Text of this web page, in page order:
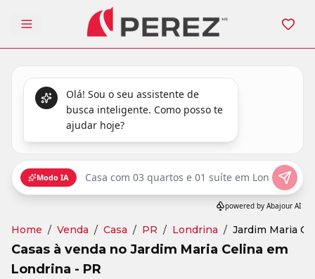
Abrir menu
Home / Venda / Casa / PR / Londrina / Jardim Maria
Casas à venda no Jardim Maria Celina em
Londrina - PR